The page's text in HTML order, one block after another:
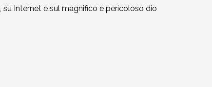
su Internet e sul magnifico e pericoloso dio